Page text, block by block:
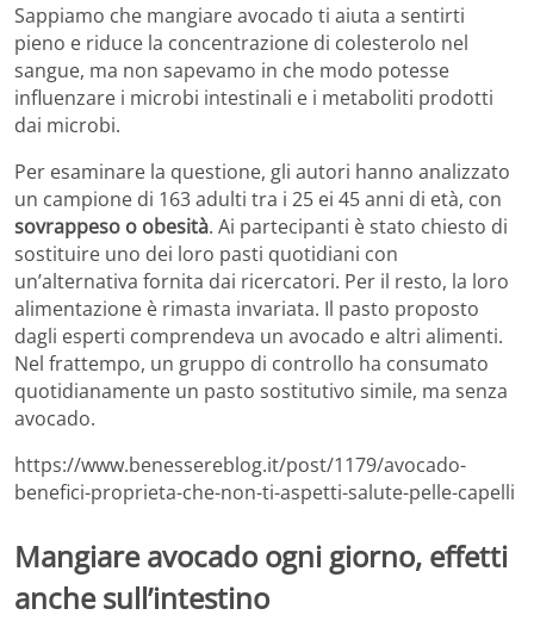
Sappiamo che mangiare avocado ti aiuta a sentirti
pieno e riduce la concentrazione di colesterolo nel
sangue, ma non sapevamo in che modo potesse
influenzare i microbi intestinali e i metaboliti prodotti
dai microbi.
Per esaminare la questione, gli autori hanno analizzato
un campione di 163 adulti tra i 25 ei 45 anni di età, con
sovrappeso o obesità. Ai partecipanti è stato chiesto di
sostituire uno dei loro pasti quotidiani con
un’alternativa fornita dai ricercatori. Per il resto, la loro
alimentazione è rimasta invariata. Il pasto proposto
dagli esperti comprendeva un avocado e altri alimenti.
Nel frattempo, un gruppo di controllo ha consumato
quotidianamente un pasto sostitutivo simile, ma senza
avocado.
https://www.benessereblog.it/post/1179/avocado-
benefici-proprieta-che-non-ti-aspetti-salute-pelle-capelli
Mangiare avocado ogni giorno, effetti
anche sull’intestino